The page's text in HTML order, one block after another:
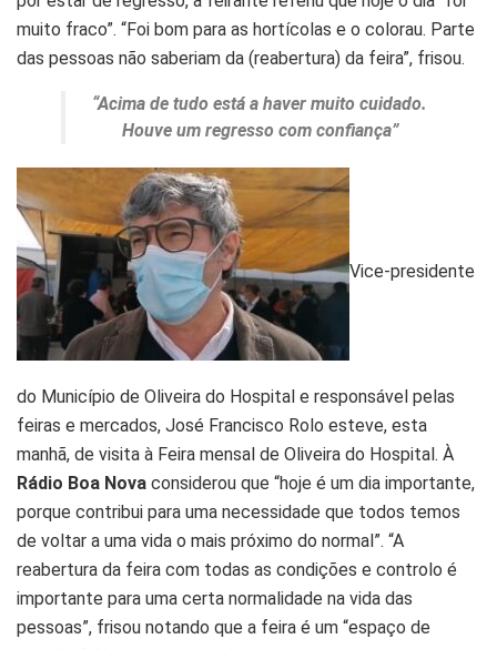
muito fraco”. “Foi bom para as hortícolas e o colorau. Parte
das pessoas não saberiam da (reabertura) da feira”, frisou.
“Acima de tudo está a haver muito cuidado.
Houve um regresso com confiança”
Vice-presidente
do Município de Oliveira do Hospital e responsável pelas
feiras e mercados, José Francisco Rolo esteve, esta
manhã, de visita à Feira mensal de Oliveira do Hospital. À
Rádio Boa Nova considerou que “hoje é um dia importante,
porque contribui para uma necessidade que todos temos
de voltar a uma vida o mais próximo do normal”. “A
reabertura da feira com todas as condições e controlo é
importante para uma certa normalidade na vida das
pessoas”, frisou notando que a feira é um “espaço de